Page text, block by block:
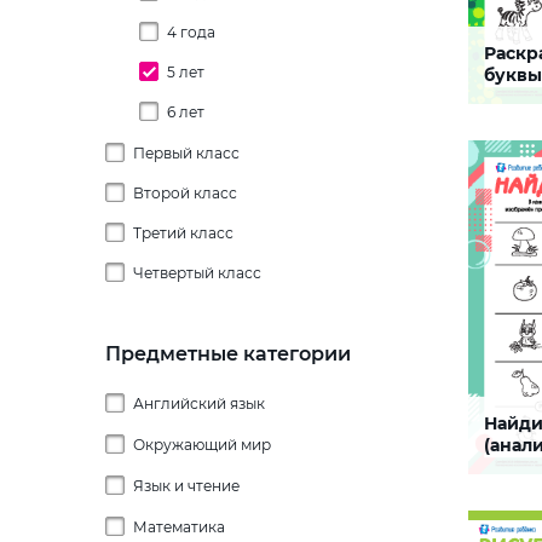
4 года
5 лет
6 лет
Первый класс
Второй класс
Третий класс
Четвертый класс
Предметные категории
Английский язык
Головоломки
Изучение грамматики
Future Simple
Кроссворды
Окружающий мир
Времена и месяцы года
Дни недели
Язык и чтение
Строение слова
Математика
Для
звуками
мелкую
СКАЧАТЬ